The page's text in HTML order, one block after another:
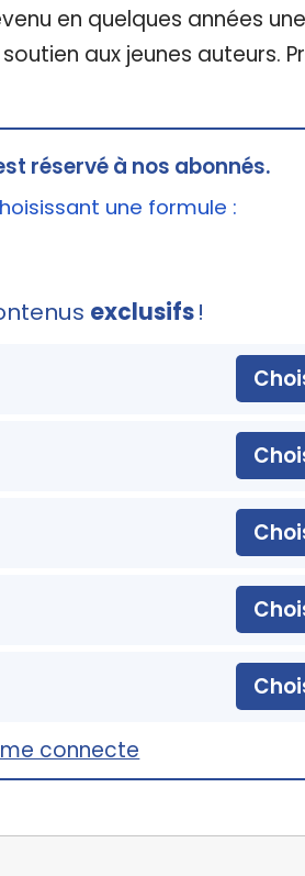
en quelques années une
aux jeunes auteurs.
réservé à nos abonnés.
une formule :
exclusifs!
connecte